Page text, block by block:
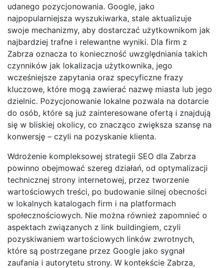
udanego pozycjonowania. Google, jako
najpopularniejsza wyszukiwarka, stale aktualizuje
swoje mechanizmy, aby dostarczać użytkownikom jak
najbardziej trafne i relewantne wyniki. Dla firm z
Zabrza oznacza to konieczność uwzględniania takich
czynników jak lokalizacja użytkownika, jego
wcześniejsze zapytania oraz specyficzne frazy
kluczowe, które mogą zawierać nazwę miasta lub jego
dzielnic. Pozycjonowanie lokalne pozwala na dotarcie
do osób, które są już zainteresowane ofertą i znajdują
się w bliskiej okolicy, co znacząco zwiększa szansę na
konwersję – czyli na pozyskanie klienta.
Wdrożenie kompleksowej strategii SEO dla Zabrza
powinno obejmować szereg działań, od optymalizacji
technicznej strony internetowej, przez tworzenie
wartościowych treści, po budowanie silnej obecności
w lokalnych katalogach firm i na platformach
społecznościowych. Nie można również zapomnieć o
aspektach związanych z link buildingiem, czyli
pozyskiwaniem wartościowych linków zwrotnych,
które są postrzegane przez Google jako sygnał
zaufania i autorytetu strony. W kontekście Zabrza,